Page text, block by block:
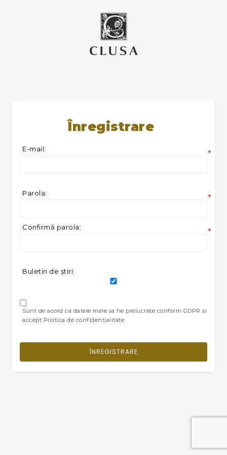
Înregistrare
E-mail: *
Parola: *
Confirmă parola: *
Buletin de ştiri:
Sunt de acord ca datele mele sa fie prelucrate conform GDPR si
accept Politica de confidentialitate
ÎNREGISTRARE